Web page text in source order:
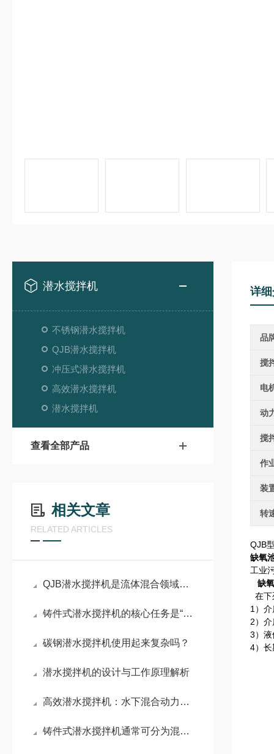
潜水搅拌机
不锈钢潜水搅拌机
QJB潜水搅拌机
冲压式潜水搅拌机
高效潜水搅拌机
潜水搅拌机
查看全部产品
相关文章
RELATED ARTICLES
QJB潜水搅拌机是流体混合领域的核心设备
铸件式潜水搅拌机的核心任务是“搅动水流”
碳钢潜水搅拌机使用起来复杂吗？
潜水搅拌机的设计与工作原理解析
高效潜水搅拌机：水下混合动力的工作原理与实际应用
铸件式潜水搅拌机通常可分为混合搅拌和低速推流两大系列
详
品
搅
电
动
搅
作
装
转
QJB
缺氧
工业
缺
在下
1）
2）
3）
4）